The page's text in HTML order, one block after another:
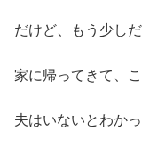
だけど、もう少し
家に帰ってきて、
夫はいないとわか